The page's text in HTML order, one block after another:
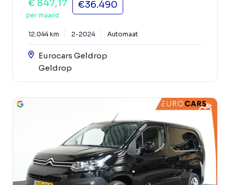
€ 847,17
per maand
€36.490
12.044 km 2-2024 Automaat
Eurocars Geldrop
Geldrop